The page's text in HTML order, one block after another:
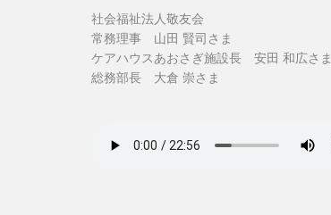
社会福祉法人敬友会
常務理事 山田 賢司さま
ケアハウスあおさぎ施設長 安田 和広さま
総務部長 大倉 崇さま